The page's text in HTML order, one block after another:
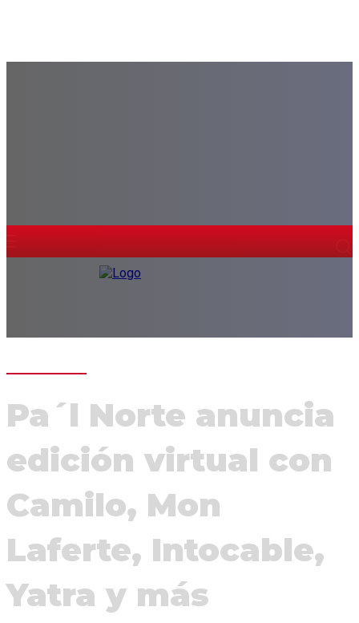
Pa´l Norte anuncia
edición virtual con
Camilo, Mon
Laferte, Intocable,
Yatra y más